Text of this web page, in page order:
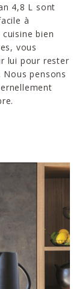
4,8 L sont
à
bien
vous
lui pour rester
pensons